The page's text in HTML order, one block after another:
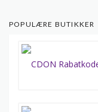
POPULÆRE BUTIKKER